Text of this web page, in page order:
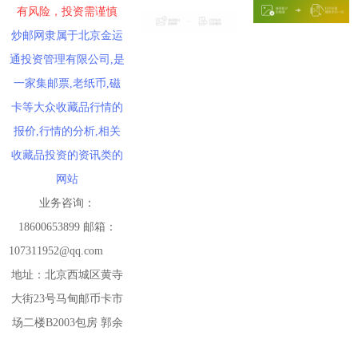
有风险，投资需谨慎
炒邮网隶属于北京金运
通投资管理有限公司,是
一家集邮票,老纸币,磁
卡等大众收藏品行情的
报价,行情的分析,相关
收藏品投资的资讯类的
网站
业务咨询：
18600653899 邮箱：
107311952@qq.com
地址：北京西城区黄寺
大街23号马甸邮币卡市
场二楼B2003包房 郭余